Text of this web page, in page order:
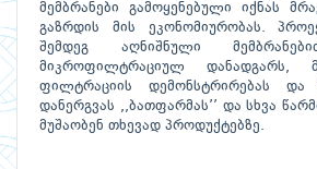
მემბრანები გამოყენებული იქნას
გაზრდის მის ეკონომიურობას.
შემდეგ აღნიშნული
მიკროფილტრაციულ დანადგარს,
ფილტრაციის დემონსტრირებას და
დანერგვას ,,ბათფარმას’’ და სხვა
მუშაობენ თხევად პროდუქტებზე.